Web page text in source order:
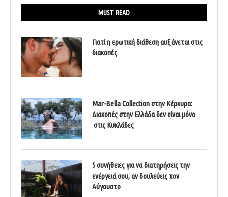
MUST READ
Γιατί η ερωτική διάθεση αυξάνεται στις
διακοπές
Mar-Bella Collection στην Κέρκυρα:
Διακοπές στην Ελλάδα δεν είναι μόνο
στις Κυκλάδες
5 συνήθειες για να διατηρήσεις την
ενέργειά σου, αν δουλεύεις τον
Αύγουστο